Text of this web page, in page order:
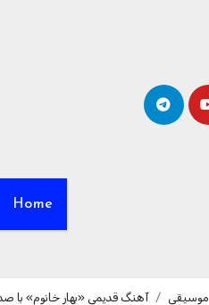
Home
موسیقی آهنگ قدیمی «بهار خانوم» با